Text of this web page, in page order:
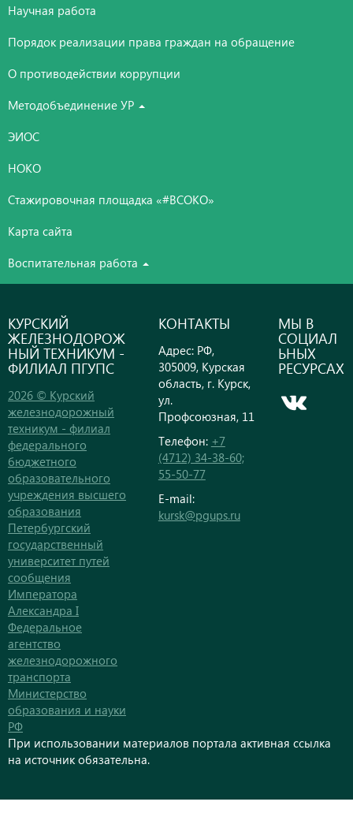
Научная работа
Порядок реализации права граждан на обращение
О противодействии коррупции
Методобъединение УР
ЭИОС
НОКО
Стажировочная площадка «#ВСОКО»
Карта сайта
Воспитательная работа
КУРСКИЙ
ЖЕЛЕЗНОДОРОЖ
НЫЙ ТЕХНИКУМ -
ФИЛИАЛ ПГУПС
2026 © Курский
железнодорожный
техникум - филиал
федерального
бюджетного
образовательного
учреждения высшего
образования
Петербургский
государственный
университет путей
сообщения
Императора
Александра I
Федеральное
агентство
железнодорожного
транспорта
Министерство
образования и науки
РФ
КОНТАКТЫ
Адрес: РФ,
305009, Курская
область, г. Курск,
ул.
Профсоюзная, 11
Телефон: +7
(4712) 34-38-60;
55-50-77
E-mail:
kursk@pgups.ru
МЫ В
СОЦИАЛ
ЬНЫХ
РЕСУРСАХ
При использовании материалов портала активная ссылка
на источник обязательна.